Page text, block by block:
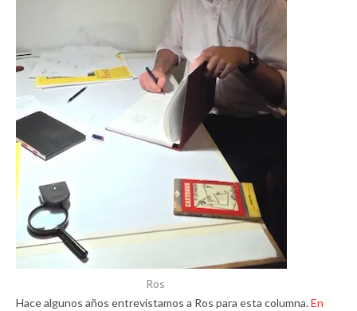
Ros
Hace algunos años entrevistamos a Ros para esta columna.En